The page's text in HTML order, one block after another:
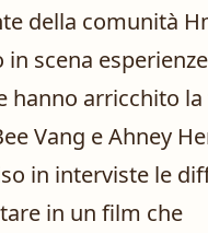
della comunità
scena esperienze
hanno arricchito
Vang e Ahney
in interviste le
in un film che